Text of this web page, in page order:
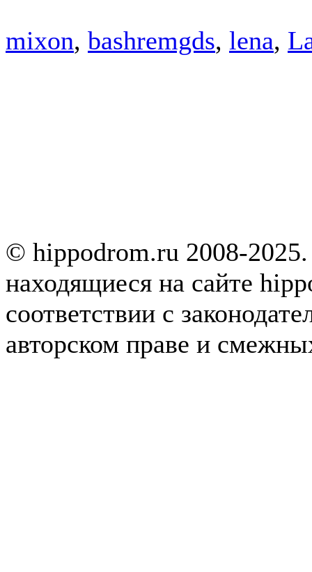
mixon, bashremgds, lena,
© hippodrom.ru 2008-
находящиеся на сайте
соответствии с
авторском праве и